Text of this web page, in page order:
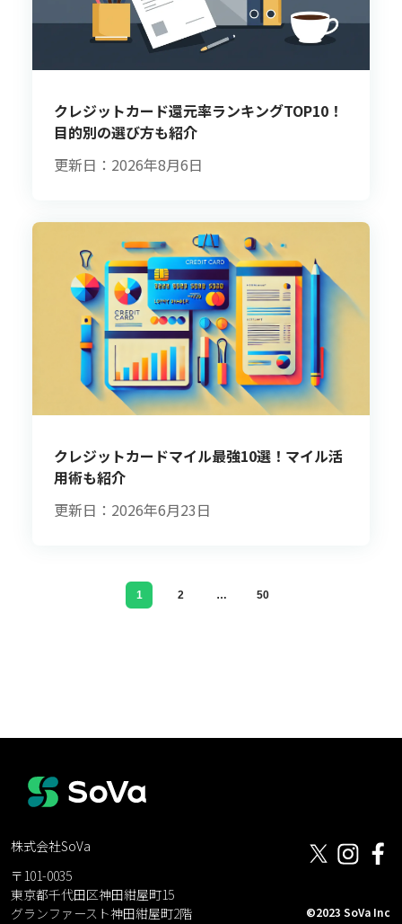
クレジットカード還元率ランキングTOP10！
目的別の選び方も紹介
更新日：2026年8月6日
クレジットカードマイル最強10選！マイル活
用術も紹介
更新日：2026年6月23日
1 2 … 50
株式会社SoVa
〒101-0035
東京都千代田区神田紺屋町15
グランファースト神田紺屋町2階
©2023 SoVa Inc